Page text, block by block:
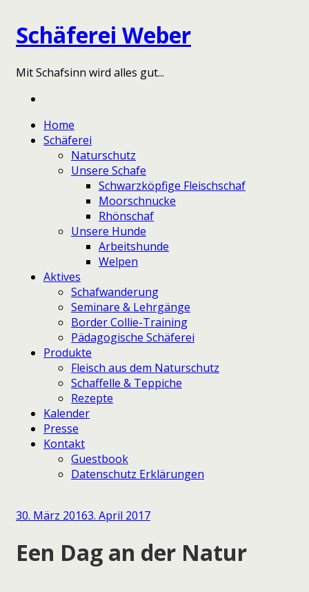
Schäferei Weber
Mit Schafsinn wird alles gut...
Home
Schäferei
Naturschutz
Unsere Schafe
Schwarzköpfige Fleischschaf
Moorschnucke
Rhönschaf
Unsere Hunde
Arbeitshunde
Welpen
Aktives
Schafwanderung
Seminare & Lehrgänge
Border Collie-Training
Pädagogische Schäferei
Produkte
Fleisch aus dem Naturschutz
Schaffelle & Teppiche
Rezepte
Kalender
Presse
Kontakt
Guestbook
Datenschutz Erklärungen
30. März 20163. April 2017
Een Dag an der Natur